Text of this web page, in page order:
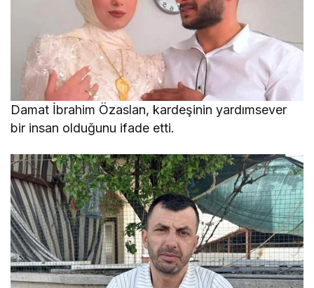
Damat İbrahim Özaslan, kardeşinin yardımsever
bir insan olduğunu ifade etti.